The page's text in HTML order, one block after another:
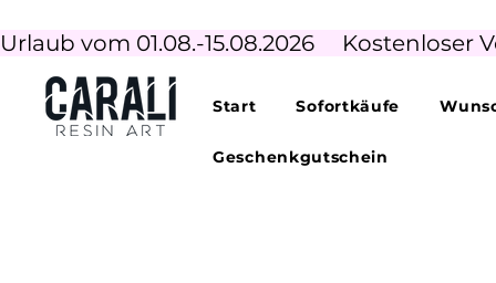
Urlaub vom 01.08.-15.08.2026
Start Sofortkäufe
Geschenkgutschein